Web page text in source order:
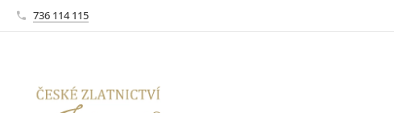
736 114 115